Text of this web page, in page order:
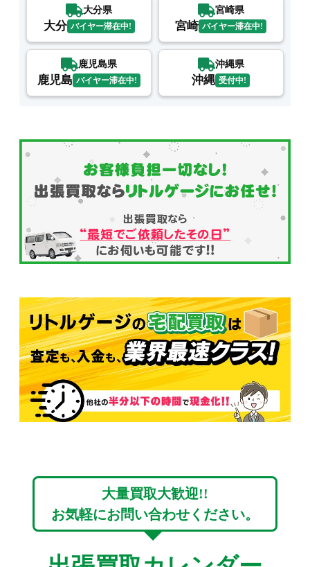
大分県
大分 バイヤー滞在中!
宮崎県
宮崎 バイヤー滞在中!
鹿児島県
鹿児島 バイヤー滞在中!
沖縄県
沖縄 受付中!
大量買取大歓迎!!
お気軽にお問い合わせください。